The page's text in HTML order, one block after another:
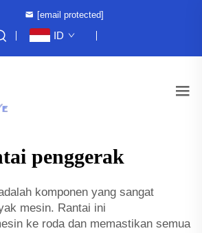
[email protected]
ID
penggerak
komponen yang sangat
mesin. Rantai ini
ke roda dan memastikan semua